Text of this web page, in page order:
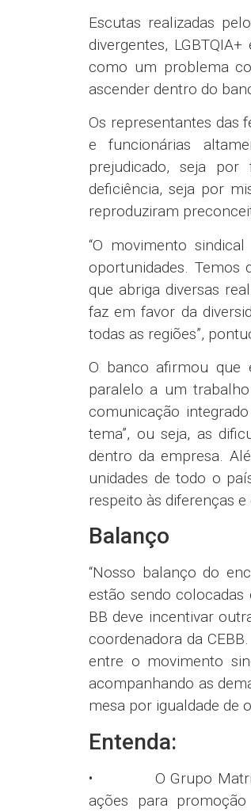
Escutas realizadas
divergentes,
como um problema
ascender dentro do
Os representantes das
e funcionárias
prejudicado, seja
deficiência, seja por
reproduziram
“O movimento
oportunidades. Temos
que abriga diversas
faz em favor da
todas as regiões”,
O banco afirmou que
paralelo a um
comunicação
tema”, ou seja, as
dentro da empresa.
unidades de todo o
respeito às diferenças
Balanço
“Nosso balanço do
estão sendo
BB deve incentivar
coordenadora da
entre o movimento
acompanhando as
mesa por igualdade de
Entenda:
• O Grupo Matricial
ações para